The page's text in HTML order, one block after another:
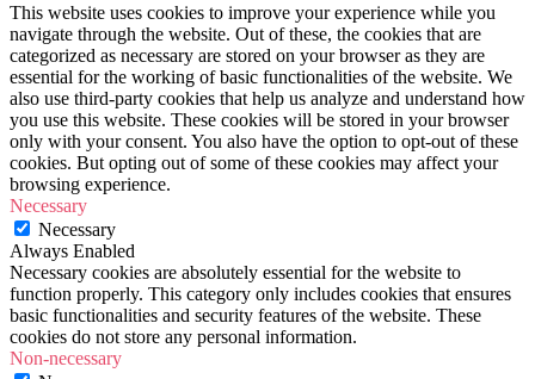
This website uses cookies to improve your experience while you
navigate through the website. Out of these, the cookies that are
categorized as necessary are stored on your browser as they are
essential for the working of basic functionalities of the website. We
also use third-party cookies that help us analyze and understand how
you use this website. These cookies will be stored in your browser
only with your consent. You also have the option to opt-out of these
cookies. But opting out of some of these cookies may affect your
browsing experience.
Necessary
Necessary
Always Enabled
Necessary cookies are absolutely essential for the website to
function properly. This category only includes cookies that ensures
basic functionalities and security features of the website. These
cookies do not store any personal information.
Non-necessary